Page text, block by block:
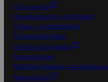
Oiva-raportit
Osuuskauppojen yhteystiedot
Tilaus- ja toimitusehdot
Tietosuojakäytäntö
Palvelun käyttöehdot
Saavutettavuus
Mobiilisovelluksen saavutettavuus
Mainostajalle